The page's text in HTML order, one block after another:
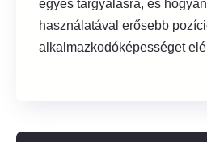
egyes tárgyalásra, és
használatával erősebb
alkalmazkodóképességet